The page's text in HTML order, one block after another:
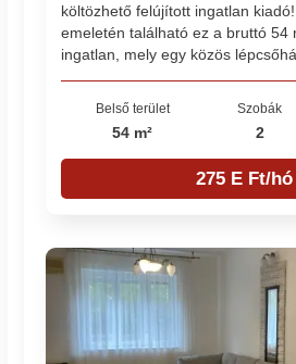
költözhető felújított ingatlan
emeletén található ez a bruttó 54
ingatlan, mely egy közös
Belső terület
54 m²
Szobák
2
275 E Ft/hó